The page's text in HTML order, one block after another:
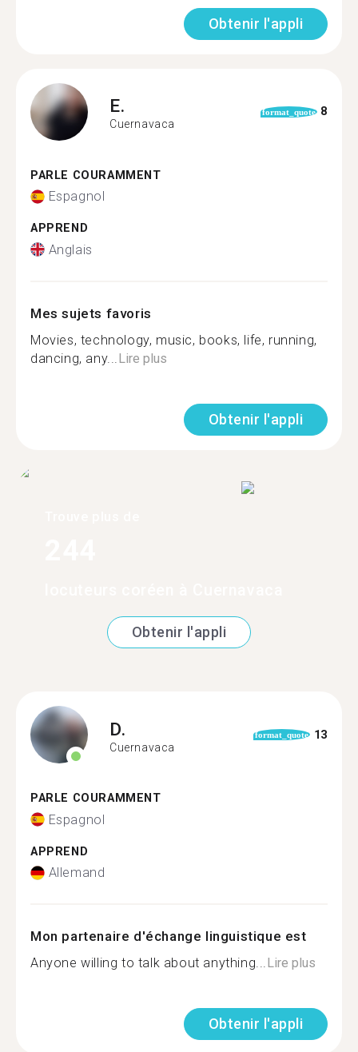
Obtenir l'appli
E.
Cuernavaca
format_quote 8
PARLE COURAMMENT
Espagnol
APPREND
Anglais
Mes sujets favoris
Movies, technology, music, books, life, running,
dancing, any... Lire plus
Obtenir l'appli
Obtenir l'appli
D.
Cuernavaca
format_quote 13
PARLE COURAMMENT
Espagnol
APPREND
Allemand
Mon partenaire d'échange linguistique est
Anyone willing to talk about anything...Lire plus
Obtenir l'appli